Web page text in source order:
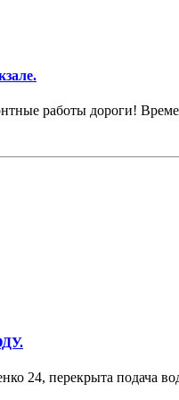
работы дороги!
24, перекрыта подача